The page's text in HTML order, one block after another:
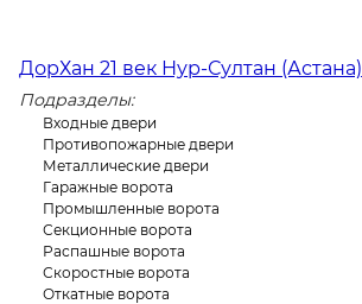
ДорХан 21 век Нур-Султан (Астана)
Подразделы:
Входные двери
Противопожарные двери
Металлические двери
Гаражные ворота
Промышленные ворота
Секционные ворота
Распашные ворота
Скоростные ворота
Откатные ворота